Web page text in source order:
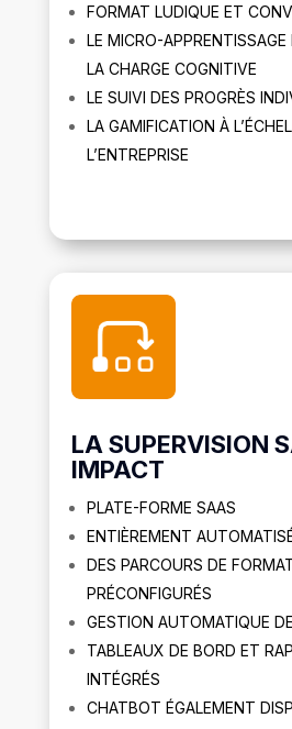
FORMAT LUDIQUE ET
LE MICRO-APPRENTISSAGE
LA CHARGE COGNITIVE
LE SUIVI DES PROGRÈS
LA GAMIFICATION À
L’ENTREPRISE
LA SUPERVISION
IMPACT
PLATE-FORME SAAS
ENTIÈREMENT
DES PARCOURS DE
PRÉCONFIGURÉS
GESTION AUTOMATIQUE
TABLEAUX DE BORD ET
INTÉGRÉS
CHATBOT ÉGALEMENT